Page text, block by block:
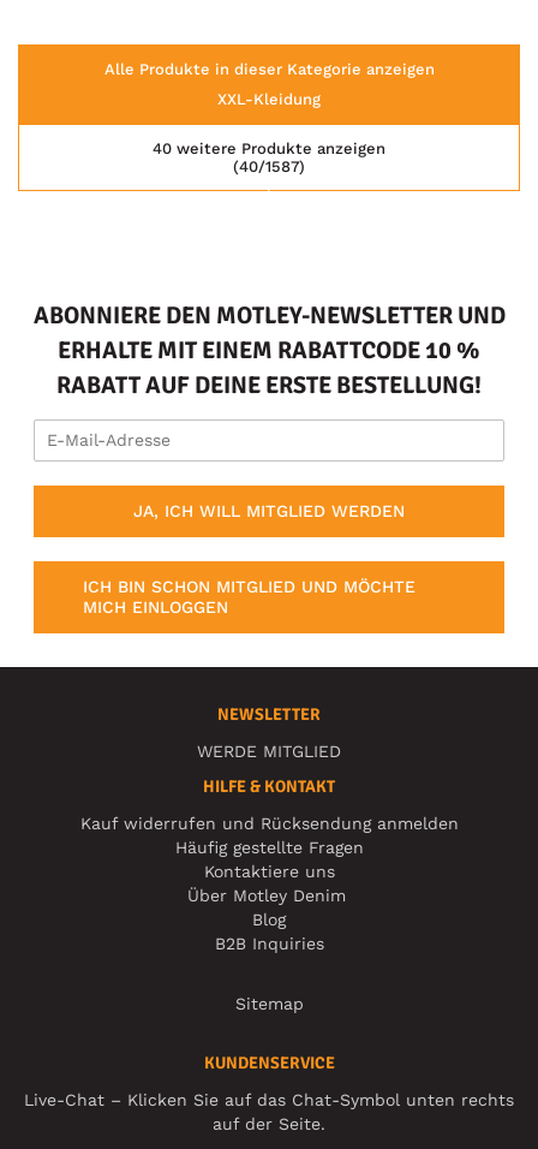
Alle Produkte in dieser Kategorie anzeigen
XXL-Kleidung
(40/1587)
40 weitere Produkte anzeigen
ABONNIERE DEN MOTLEY-NEWSLETTER UND
ERHALTE MIT EINEM RABATTCODE 10 %
RABATT AUF DEINE ERSTE BESTELLUNG!
JA, ICH WILL MITGLIED WERDEN
ICH BIN SCHON MITGLIED UND MÖCHTE
MICH EINLOGGEN
NEWSLETTER
WERDE MITGLIED
HILFE & KONTAKT
Kauf widerrufen und Rücksendung anmelden
Häufig gestellte Fragen
Kontaktiere uns
Über Motley Denim
Blog
B2B Inquiries
Sitemap
KUNDENSERVICE
Live-Chat – Klicken Sie auf das Chat-Symbol unten rechts
auf der Seite.